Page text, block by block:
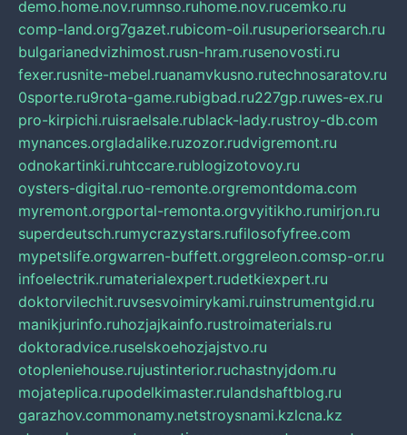
demo.home.nov.rumnso.ruhome.nov.rucemko.ru
comp-land.org7gazet.rubicom-oil.rusuperiorsearch.ru
bulgarianedvizhimost.rusn-hram.rusenovosti.ru
fexer.rusnite-mebel.ruanamvkusno.rutechnosaratov.ru
0sporte.ru9rota-game.rubigbad.ru227gp.ruwes-ex.ru
pro-kirpichi.ruisraelsale.rublack-lady.rustroy-db.com
mynances.orgladalike.ruzozor.rudvigremont.ru
odnokartinki.ruhtccare.rublogizotovoy.ru
oysters-digital.ruo-remonte.orgremontdoma.com
myremont.orgportal-remonta.orgvyitikho.rumirjon.ru
superdeutsch.rumycrazystars.rufilosofyfree.com
mypetslife.orgwarren-buffett.orggreleon.comsp-or.ru
infoelectrik.rumaterialexpert.rudetkiexpert.ru
doktorvilechit.ruvsesvoimirykami.ruinstrumentgid.ru
manikjurinfo.ruhozjajkainfo.rustroimaterials.ru
doktoradvice.ruselskoehozjajstvo.ru
otopleniehouse.rujustinterior.ruchastnyjdom.ru
mojateplica.rupodelkimaster.rulandshaftblog.ru
garazhov.commonamy.netstroysnami.kzlcna.kz